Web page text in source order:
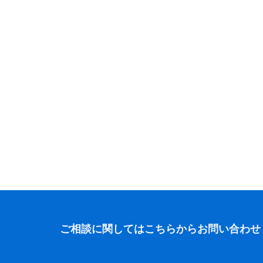
ご相談に関してはこちらからお問い合わ